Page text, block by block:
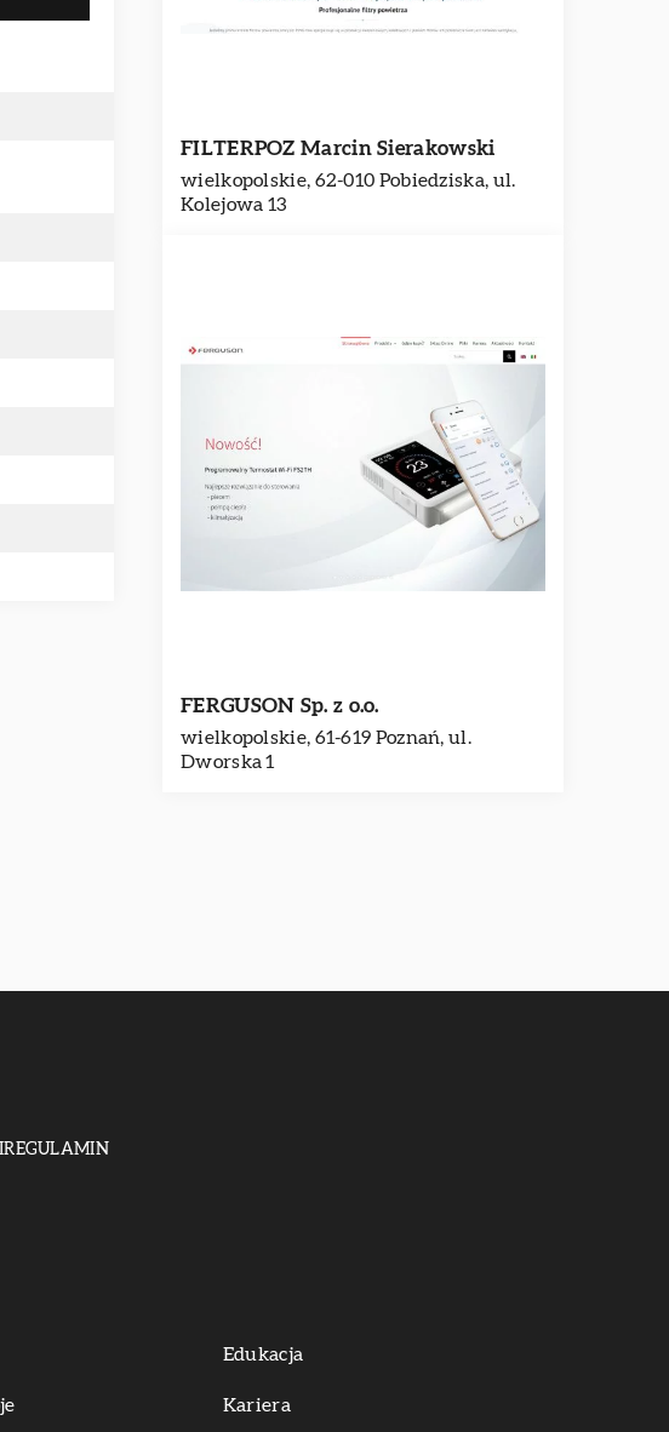
FILTERPOZ Marcin Sierakowski
wielkopolskie, 62-010 Pobiedziska, ul.
Kolejowa 13
FERGUSON Sp. z o.o.
wielkopolskie, 61-619 Poznań, ul.
Dworska 1
REGULAMIN
Edukacja
Kariera